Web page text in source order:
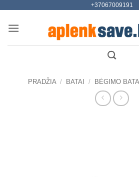
content
+37067009191
PRADŽIA / BATAI / BĖGIMO BATAI